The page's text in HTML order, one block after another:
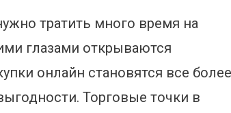
тратить много время на
глазами открываются
онлайн становятся все более
Торговые точки в